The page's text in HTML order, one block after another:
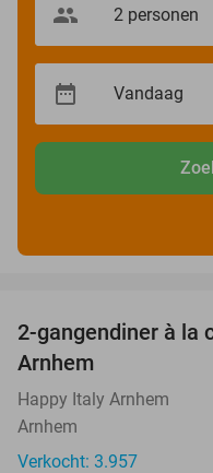
2-gangendiner à la
Arnhem
Happy Italy Arnhem
Arnhem
Verkocht: 3.957